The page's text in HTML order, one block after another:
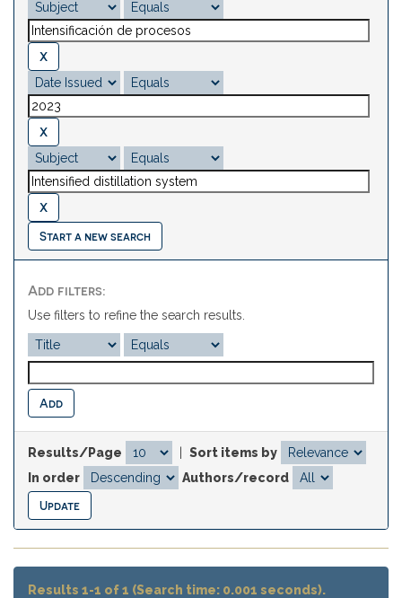
Start a new search
Add filters:
Use filters to refine the search results.
Results/Page
Sort items by
In order
Authors/record
Results 1-1 of 1 (Search time: 0.001 seconds).